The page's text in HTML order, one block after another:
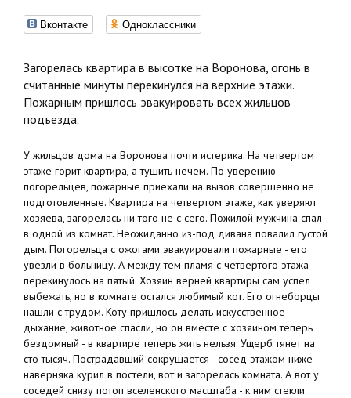
Вконтакте Одноклассники
Загорелась квартира в высотке на Воронова, огонь в
считанные минуты перекинулся на верхние этажи.
Пожарным пришлось эвакуировать всех жильцов
подъезда.
У жильцов дома на Воронова почти истерика. На четвертом
этаже горит квартира, а тушить нечем. По уверению
погорельцев, пожарные приехали на вызов совершенно не
подготовленные. Квартира на четвертом этаже, как уверяют
хозяева, загорелась ни того не с сего. Пожилой мужчина спал
в одной из комнат. Неожиданно из-под дивана повалил густой
дым. Погорельца с ожогами эвакуировали пожарные - его
увезли в больницу. А между тем пламя с четвертого этажа
перекинулось на пятый. Хозяин верней квартиры сам успел
выбежать, но в комнате остался любимый кот. Его огнеборцы
нашли с трудом. Коту пришлось делать искусственное
дыхание, животное спасли, но он вместе с хозяином теперь
бездомный - в квартире теперь жить нельзя. Ущерб тянет на
сто тысяч. Пострадавший сокрушается - сосед этажом ниже
наверняка курил в постели, вот и загорелась комната. А вот у
соседей снизу потоп вселенского масштаба - к ним стекли